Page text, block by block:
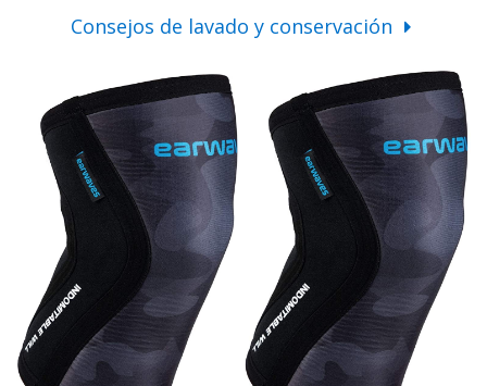
Consejos de lavado y conservación